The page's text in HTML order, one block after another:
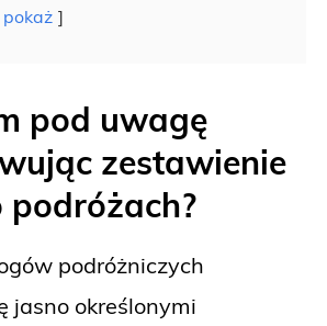
pokaż
pod uwagę
zestawienie
podróżniczych
jasno określonymi